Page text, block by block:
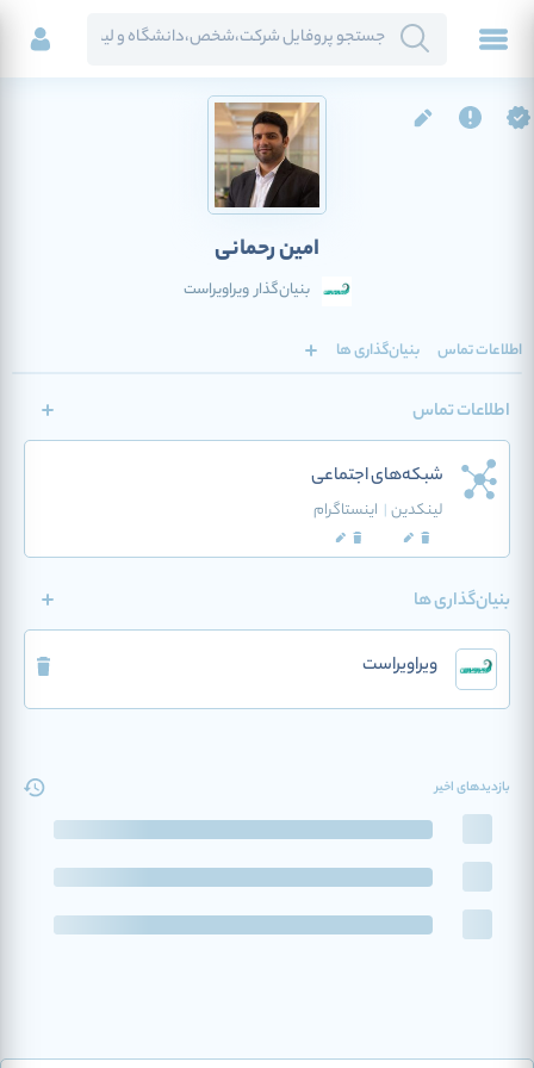
امین رحمانی
بنیان‌گذار ویراویراست
اطلاعات تماس بنیان‌گذاری ها
اطلاعات تماس
شبکه‌های اجتماعی
لینکدین| اینستاگرام
بنیان‌گذاری ها
ویراویراست
بازدیدهای اخیر